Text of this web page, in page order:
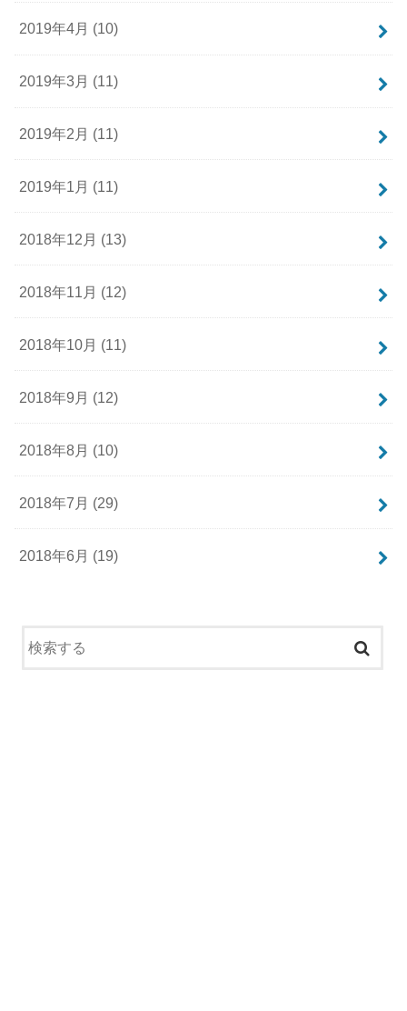
2019年4月 (10)
2019年3月 (11)
2019年2月 (11)
2019年1月 (11)
2018年12月 (13)
2018年11月 (12)
2018年10月 (11)
2018年9月 (12)
2018年8月 (10)
2018年7月 (29)
2018年6月 (19)